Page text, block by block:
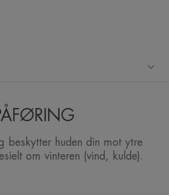
testet under
kalde forhold.
beskytter huden din mot ytre
om vinteren (vind, kulde).